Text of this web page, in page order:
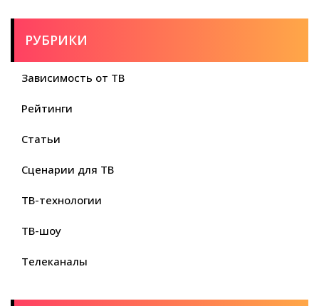
РУБРИКИ
Зависимость от ТВ
Рейтинги
Статьи
Сценарии для ТВ
ТВ-технологии
ТВ-шоу
Телеканалы